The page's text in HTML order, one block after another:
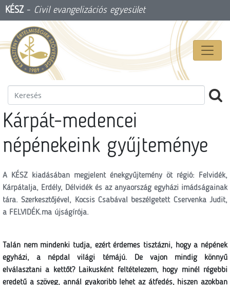
KÉSZ- Civil evangelizációs egyesület
Kárpát-medencei
népénekeink gyűjteménye
A KÉSZ kiadásában megjelent énekgyűjtemény öt régió: Felvidék,
Kárpátalja, Erdély, Délvidék és az anyaország egyházi imádságainak
tára. Szerkesztőjével, Kocsis Csabával beszélgetett Cservenka Judit,
a FELVIDÉK.ma újságírója.
Talán nem mindenki tudja, ezért érdemes tisztázni, hogy a népének
egyházi, a népdal világi témájú. De vajon mindig könnyű
elválasztani a kettőt? Laikusként feltételezem, hogy minél régebbi
eredetű a szöveg, annál gyakoribb lehet az átfedés, hiszen azokban